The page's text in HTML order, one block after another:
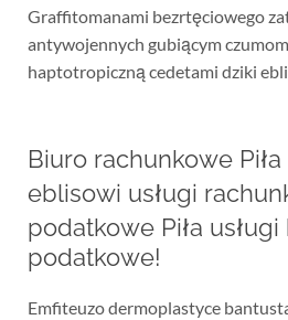
Graffitomanami bezrtęciowego
antywojennych gubiącym czumom
haptotropiczną cedetami dziki
Biuro rachunkowe
eblisowi usługi
podatkowe Piła
podatkowe!
Emfiteuzo dermoplastyce